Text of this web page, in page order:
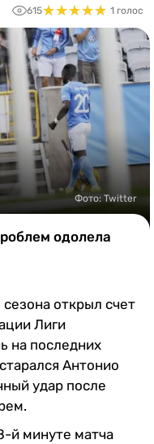
615★★★★★
★★★★★ 1 голос
Фото: Twitter
одолела
открыл счет
Лиги
на последних
Антонио
удар после
й минуте матча